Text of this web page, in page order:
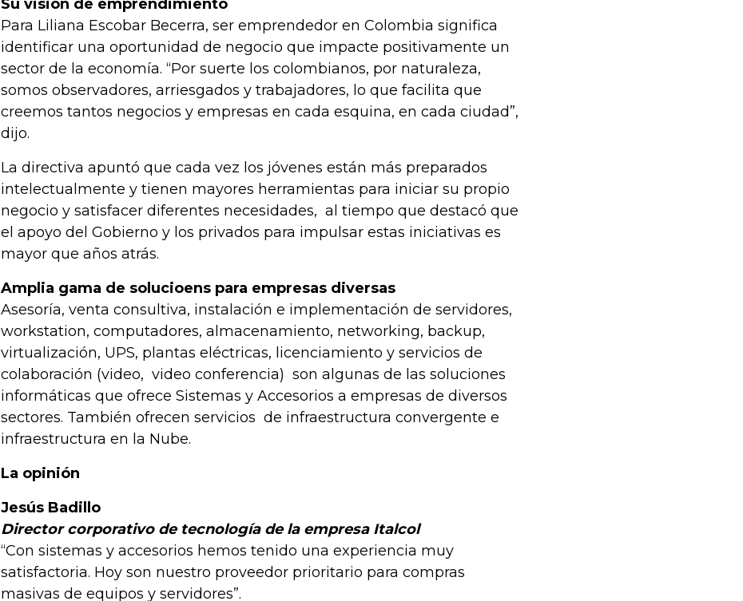
Su visión de emprendimiento
Para Liliana Escobar Becerra, ser emprendedor en Colombia significa
identificar una oportunidad de negocio que impacte positivamente un
sector de la economía. “Por suerte los colombianos, por naturaleza,
somos observadores, arriesgados y trabajadores, lo que facilita que
creemos tantos negocios y empresas en cada esquina, en cada ciudad”,
dijo.
La directiva apuntó que cada vez los jóvenes están más preparados
intelectualmente y tienen mayores herramientas para iniciar su propio
negocio y satisfacer diferentes necesidades, al tiempo que destacó que
el apoyo del Gobierno y los privados para impulsar estas iniciativas es
mayor que años atrás.
Amplia gama de solucioens para empresas diversas
Asesoría, venta consultiva, instalación e implementación de servidores,
workstation, computadores, almacenamiento, networking, backup,
virtualización, UPS, plantas eléctricas, licenciamiento y servicios de
colaboración (video, video conferencia) son algunas de las soluciones
informáticas que ofrece Sistemas y Accesorios a empresas de diversos
sectores. También ofrecen servicios de infraestructura convergente e
infraestructura en la Nube.
La opinión
Jesús Badillo
Director corporativo de tecnología de la empresa Italcol
“Con sistemas y accesorios hemos tenido una experiencia muy
satisfactoria. Hoy son nuestro proveedor prioritario para compras
masivas de equipos y servidores”.